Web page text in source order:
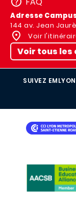
Adresse
144 av. Jean
Voir
Voir tous les
SUIVEZ
IMAGE